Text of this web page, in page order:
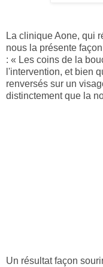
La clinique Aone, qui
nous la présente
: « Les coins de la
l'intervention, et bien
renversés sur un
distinctement que la
Un résultat façon